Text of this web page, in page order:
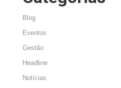
Blog
Eventos
Gestão
Headline
Notícias